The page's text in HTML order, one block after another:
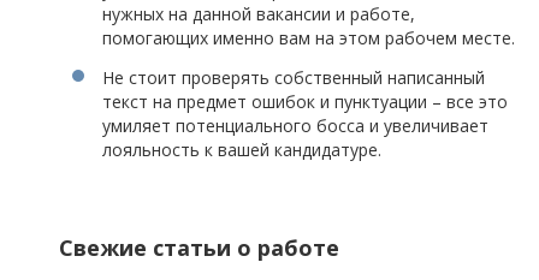
нужных на данной вакансии и работе,
помогающих именно вам на этом рабочем месте.
Не стоит проверять собственный написанный
текст на предмет ошибок и пунктуации – все это
умиляет потенциального босса и увеличивает
лояльность к вашей кандидатуре.
Свежие статьи о работе